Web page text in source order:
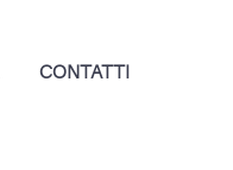
CONTATTI